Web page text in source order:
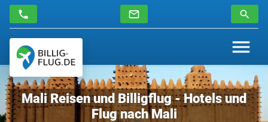
Mali Reisen und Billigflug - Hotels und
Flug nach Mali